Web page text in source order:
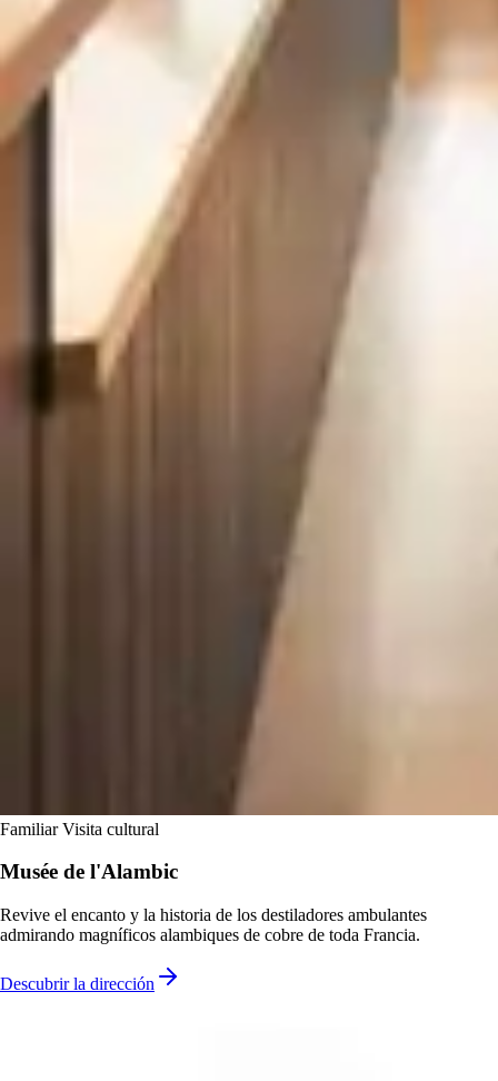
Familiar Visita cultural
Musée de l'Alambic
Revive el encanto y la historia de los destiladores ambulantes
admirando magníficos alambiques de cobre de toda Francia.
Descubrir la dirección